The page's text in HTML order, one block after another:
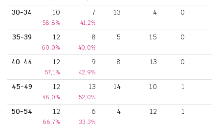
30-34 10
58,8%
7
41,2%
13 4 0
35-39 12
60,0%
8
40,0%
5 15 0
40-44 12
57,1%
9
42,9%
8 13 0
45-49 12
48,0%
13
52,0%
14 10 1
50-54 12
66,7%
6
33,3%
4 12 1